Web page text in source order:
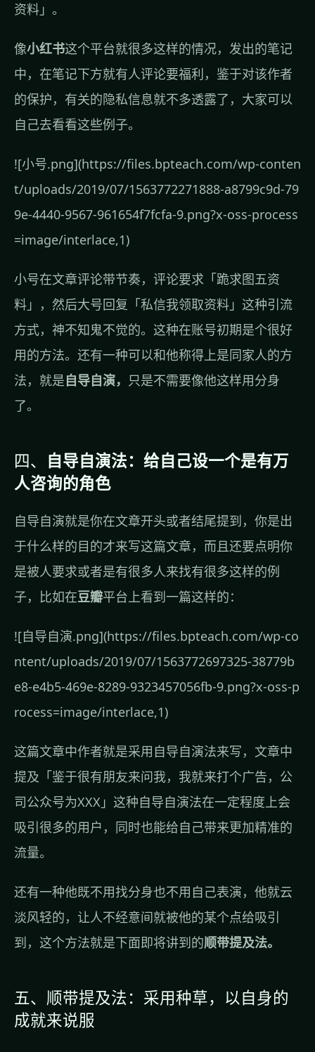
资料」。
像小红书这个平台就很多这样的情况，发出的笔记
中，在笔记下方就有人评论要福利，鉴于对该作者
的保护，有关的隐私信息就不多透露了，大家可以
自己去看看这些例子。
![小号.png](https://files.bpteach.com/wp-conten
t/uploads/2019/07/1563772271888-a8799c9d-79
9e-4440-9567-961654f7fcfa-9.png?x-oss-process
=image/interlace,1)
小号在文章评论带节奏，评论要求「跪求图五资
料」，然后大号回复「私信我领取资料」这种引流
方式，神不知鬼不觉的。这种在账号初期是个很好
用的方法。还有一种可以和他称得上是同家人的方
法，就是自导自演， 只是不需要像他这样用分身
了。
四、 自导自演法：给自己设一个是有万
人咨询的角色
自导自演就是你在文章开头或者结尾提到，你是出
于什么样的目的才来写这篇文章，而且还要点明你
是被人要求或者是有很多人来找有很多这样的例
子，比如在豆瓣平台上看到一篇这样的：
![自导自演.png](https://files.bpteach.com/wp-co
ntent/uploads/2019/07/1563772697325-38779b
e8-e4b5-469e-8289-9323457056fb-9.png?x-oss-p
rocess=image/interlace,1)
这篇文章中作者就是采用自导自演法来写，文章中
提及「鉴于很有朋友来问我，我就来打个广告，公
司公众号为XXX」这种自导自演法在一定程度上会
吸引很多的用户，同时也能给自己带来更加精准的
流量。
还有一种他既不用找分身也不用自己表演，他就云
淡风轻的，让人不经意间就被他的某个点给吸引
到，这个方法就是下面即将讲到的顺带提及法。
五、顺带提及法：采用种草，以自身的
成就来说服